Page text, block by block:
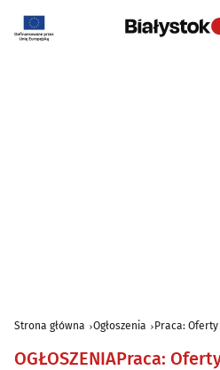
Strona główna Ogłoszenia Praca:
OGŁOSZENIAPraca: